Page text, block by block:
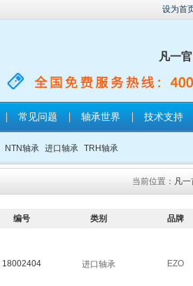
设为首
凡一
常见问题 轴承世界 技术支持
NTN轴承 进口轴承 TRH轴承
当前位置： 凡一
编号 类别 品牌
18002404 进口轴承 EZO